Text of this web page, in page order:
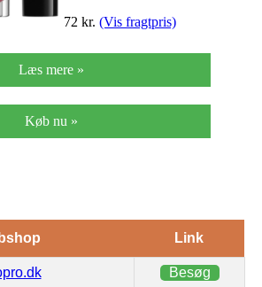
72 kr. (Vis fragtpris)
Læs mere »
Køb nu »
Link
Besøg